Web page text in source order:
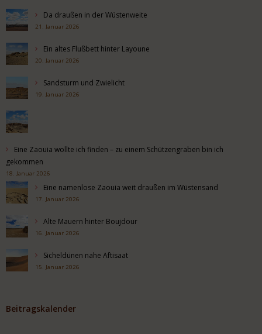
Da draußen in der Wüstenweite
21. Januar 2026
Ein altes Flußbett hinter Layoune
20. Januar 2026
Sandsturm und Zwielicht
19. Januar 2026
Eine Zaouia wollte ich finden – zu einem Schützengraben bin ich
gekommen
18. Januar 2026
Eine namenlose Zaouia weit draußen im Wüstensand
17. Januar 2026
Alte Mauern hinter Boujdour
16. Januar 2026
Sicheldünen nahe Aftisaat
15. Januar 2026
Beitragskalender